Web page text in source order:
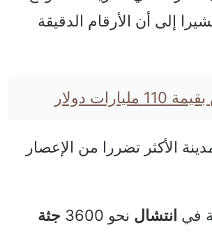
إلى أن الأرقام الدقيقة
دولار
الأكثر تضررا من الإعصار
في انتشال نحو 3600
جثة